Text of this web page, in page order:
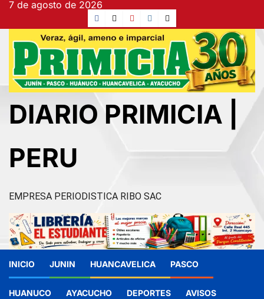
contenido
7 de agosto de 2026
Facebook
TikTokYouTube
Instagram
X
DIARIO PRIMICIA |
PERU
EMPRESA PERIODISTICA RIBO SAC
INICIO JUNIN HUANCAVELICA PASCO
HUANUCO AYACUCHO DEPORTES AVISOS